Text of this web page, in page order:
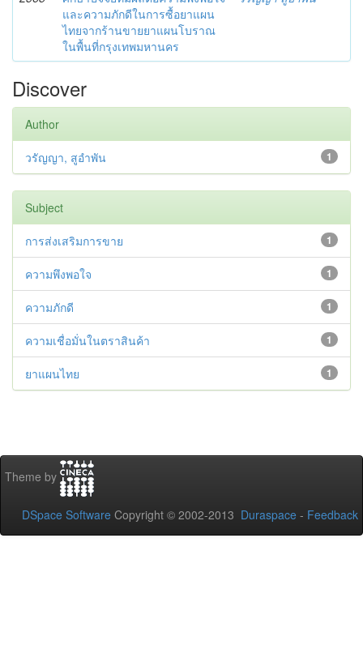
และความภักดีในการซื้อยาแผน
ไทยจากร้านขายยาแผนโบราณ
ในพื้นที่กรุงเทพมหานคร
Discover
Author
1
วรัญญา, สูอำพัน
Subject
1
การส่งเสริมการขาย
1
ความพึงพอใจ
1
ความภักดี
1
ความเชื่อมั่นในตราสินค้า
1
ยาแผนไทย
Theme by
DSpace Software Copyright © 2002-2013 Duraspace - Feedback